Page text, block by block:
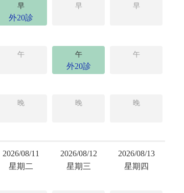
早
外20診
早 早
午 午
外20診
午
晚 晚 晚
2026/08/11
星期二
2026/08/12
星期三
2026/08/13
星期四